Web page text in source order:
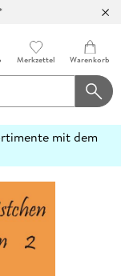
Merkzettel Warenkorb
mit dem